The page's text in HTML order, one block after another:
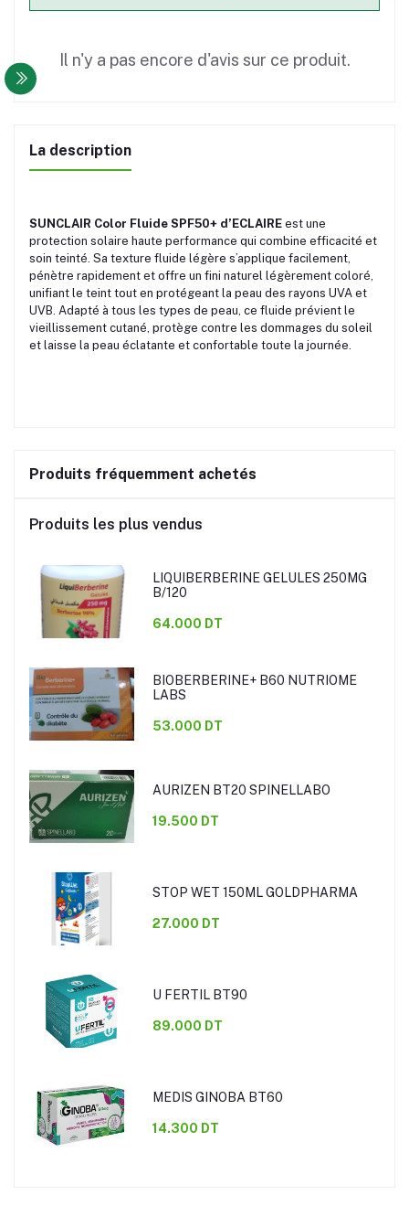
Il n'y a pas encore d'avis sur ce produit.
La description
SUNCLAIR Color Fluide SPF50+ d’ECLAIRE est une
protection solaire haute performance qui combine efficacité et
soin teinté. Sa texture fluide légère s’applique facilement,
pénètre rapidement et offre un fini naturel légèrement coloré,
unifiant le teint tout en protégeant la peau des rayons UVA et
UVB. Adapté à tous les types de peau, ce fluide prévient le
vieillissement cutané, protège contre les dommages du soleil
et laisse la peau éclatante et confortable toute la journée.
Produits fréquemment achetés
Produits les plus vendus
LIQUIBERBERINE GELULES 250MG
B/120
64.000 DT
BIOBERBERINE+ B60 NUTRIOME
LABS
53.000 DT
AURIZEN BT20 SPINELLABO
19.500 DT
STOP WET 150ML GOLDPHARMA
27.000 DT
U FERTIL BT90
89.000 DT
MEDIS GINOBA BT60
14.300 DT